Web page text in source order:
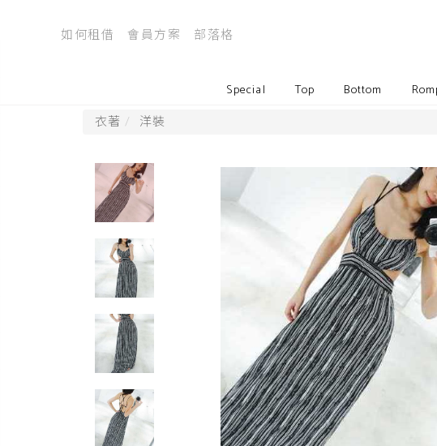
如何租借 會員方案 部落格
Special Top Bottom
衣著 洋裝